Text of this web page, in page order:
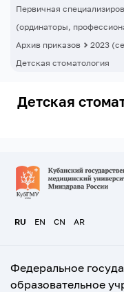
Первичная
(ординаторы,
Архив приказов
2023
Детская стоматология
Детская
RU EN CN AR
Федеральное
образовательное